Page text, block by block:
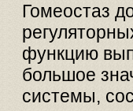
Гомеостаз
функцию
большое
системы,